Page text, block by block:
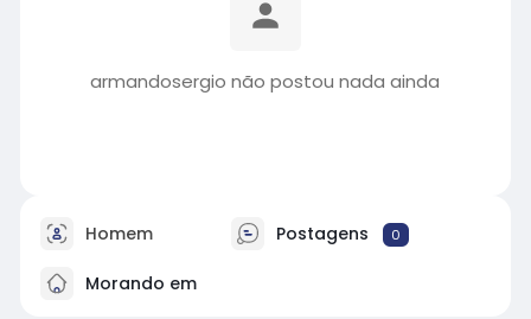
armandosergio não postou nada ainda
Homem Postagens 0
Morando em